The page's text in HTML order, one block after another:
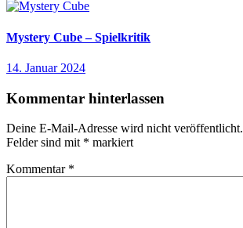
Mystery Cube – Spielkritik
14. Januar 2024
Kommentar hinterlassen
Deine E-Mail-Adresse wird nicht veröffentlicht.
Felder sind mit * markiert
Kommentar *